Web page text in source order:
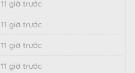
11 giờ trước
11 giờ trước
11 giờ trước
11 giờ trước